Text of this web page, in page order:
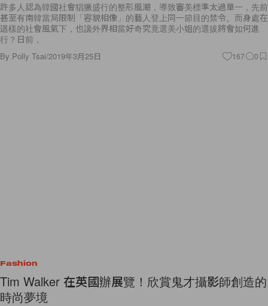
許多人認為韓國社會猖獗盛行的整形風潮，導致審美標準太過單一，先前
甚至有南韓當局限制「容貌相像」的藝人登上同一節目的禁令。而身處在
這樣的社會風氣下，也讓外界相當好奇究竟選美小姐的選拔將會如何進
行？日前，
By Polly Tsai/2019年3月25日 167 0
Fashion
Tim Walker 在英國辦展覽！欣賞鬼才攝影師創造的
時尚夢境